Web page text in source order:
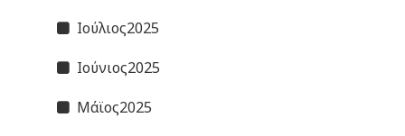
Ιούλιος2025
Ιούνιος2025
Μάϊος2025